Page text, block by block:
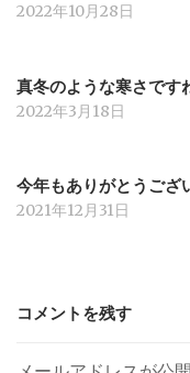
2022年10月28日
真冬のような寒さです
2022年3月18日
今年もありがとうござ
2021年12月31日
コメントを残す